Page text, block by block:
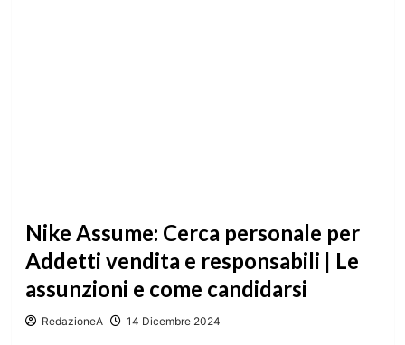
Nike Assume: Cerca personale per
Addetti vendita e responsabili | Le
assunzioni e come candidarsi
RedazioneA 14 Dicembre 2024